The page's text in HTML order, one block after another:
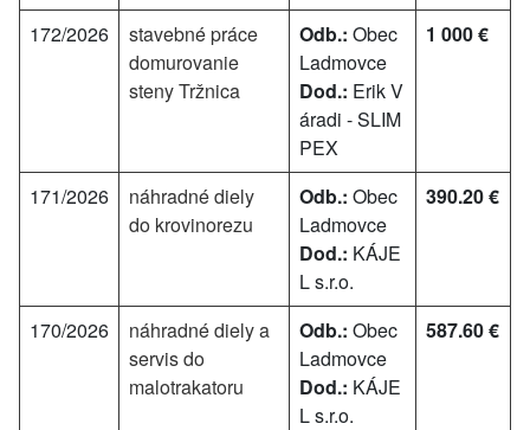
172/2026
stavebné práce
domurovanie
steny Tržnica
Odb.: Obec
Ladmovce
Dod.: Erik V
áradi - SLIM
PEX
1 000 €
171/2026
náhradné diely
do krovinorezu
Odb.: Obec
Ladmovce
Dod.: KÁJE
L s.r.o.
390.20 €
170/2026
náhradné diely a
servis do
malotrakatoru
Odb.: Obec
Ladmovce
Dod.: KÁJE
L s.r.o.
587.60 €